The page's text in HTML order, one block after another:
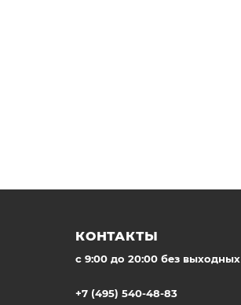
КОНТАКТЫ
c 9:00 до 20:00 без выходных
+7 (495) 540-48-83